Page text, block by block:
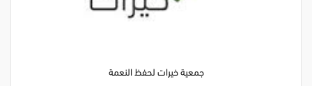
جمعية خيرات لحفظ النعمة